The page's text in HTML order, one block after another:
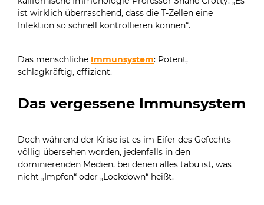
ist wirklich überraschend, dass die T-Zellen eine
Infektion so schnell kontrollieren können“.
Das menschliche Immunsystem: Potent,
schlagkräftig, effizient.
Das vergessene Immunsystem
Doch während der Krise ist es im Eifer des Gefechts
völlig übersehen worden, jedenfalls in den
dominierenden Medien, bei denen alles tabu ist, was
nicht „Impfen“ oder „Lockdown“ heißt.